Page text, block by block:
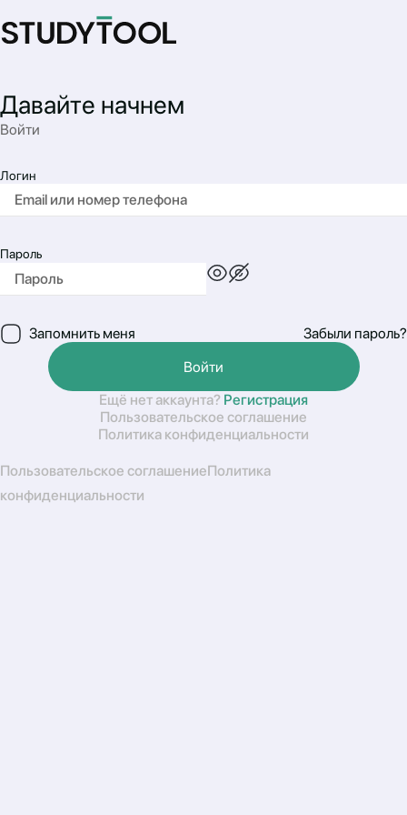
Давайте начнем
Войти
Логин
Пароль
Запомнить меня
Забыли пароль?
Войти
Ещё нет аккаунта? Регистрация
Пользовательское соглашение
Политика конфиденциальности
Пользовательское соглашениеПолитика
конфиденциальности